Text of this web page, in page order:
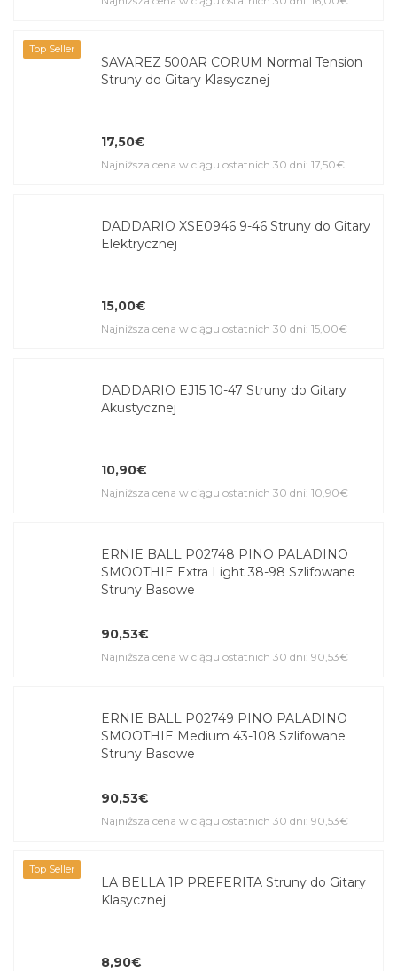
Top Seller
SAVAREZ 500AR CORUM Normal Tension
Struny do Gitary Klasycznej
17,50€
Najniższa cena w ciągu ostatnich 30 dni: 17,50€
DADDARIO XSE0946 9-46 Struny do Gitary
Elektrycznej
15,00€
Najniższa cena w ciągu ostatnich 30 dni: 15,00€
DADDARIO EJ15 10-47 Struny do Gitary
Akustycznej
10,90€
Najniższa cena w ciągu ostatnich 30 dni: 10,90€
ERNIE BALL P02748 PINO PALADINO
SMOOTHIE Extra Light 38-98 Szlifowane
Struny Basowe
90,53€
Najniższa cena w ciągu ostatnich 30 dni: 90,53€
ERNIE BALL P02749 PINO PALADINO
SMOOTHIE Medium 43-108 Szlifowane
Struny Basowe
90,53€
Najniższa cena w ciągu ostatnich 30 dni: 90,53€
Top Seller
LA BELLA 1P PREFERITA Struny do Gitary
Klasycznej
8,90€